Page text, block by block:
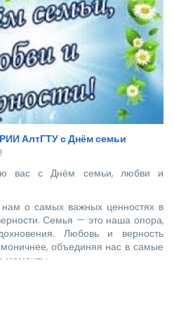
АлтГТУ с Днём семьи
вас с Днём семьи, любви и
нам о самых важных ценностях в
Семья — это наша опора,
Любовь и верность
объединяя нас в самые
моменты.